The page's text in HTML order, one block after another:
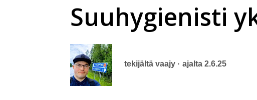
Suuhygienisti
tekijältä vaajy ajalta 2.6.25